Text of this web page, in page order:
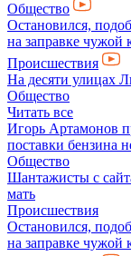
Общество
Остановился,
на заправке чужой
Происшествия
На десяти улицах
Общество
Читать все
Игорь Артамонов
поставки бензина
Общество
Шантажисты с
мать
Происшествия
Остановился,
на заправке чужой